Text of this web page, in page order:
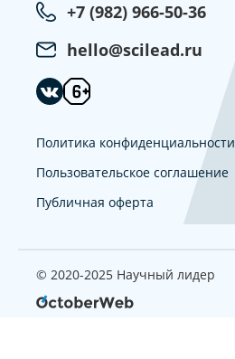
+7 (982) 966-50-36
hello@scilead.ru
Политика конфиденциальности
Пользовательское соглашение
Публичная оферта
© 2020-2025 Научный лидер